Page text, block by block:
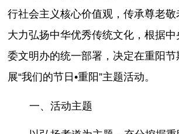
行社会主义核心价值观，传承尊老敬
大力弘扬中华优秀传统文化，根据
委文明办的统一部署，决定在重阳
展“我们的节日•重阳”主题活动。
一、活动主题